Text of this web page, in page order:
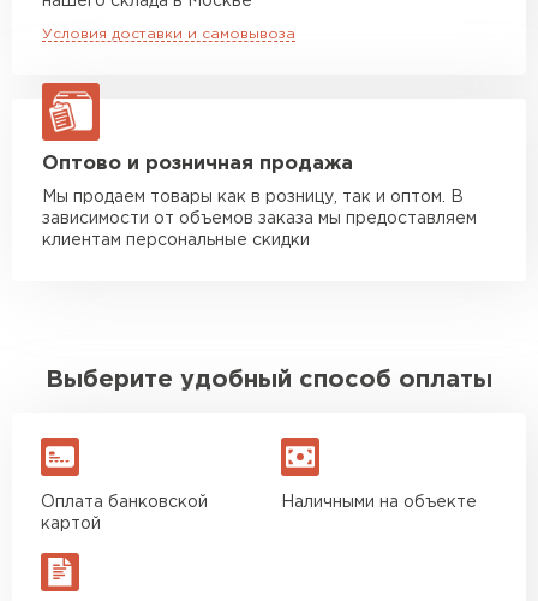
макс. длина груза 8 м
макс. длина груза 13,5 м
ЗАКАЗАТЬ С ДОСТАВКОЙ
Условия доставки и самовывоза
Оптово и розничная продажа
Мы продаем товары как в розницу, так и оптом. В
зависимости от объемов заказа мы предоставляем
клиентам персональные скидки
Выберите удобный способ оплаты
Оплата банковской
картой
Наличными на объекте